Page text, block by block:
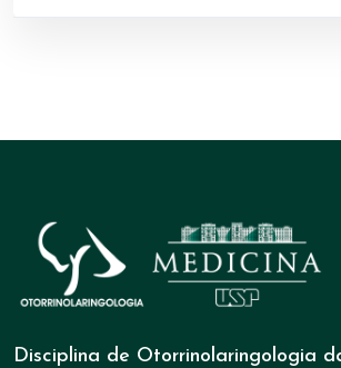
Disciplina de Otorrinolaringologia